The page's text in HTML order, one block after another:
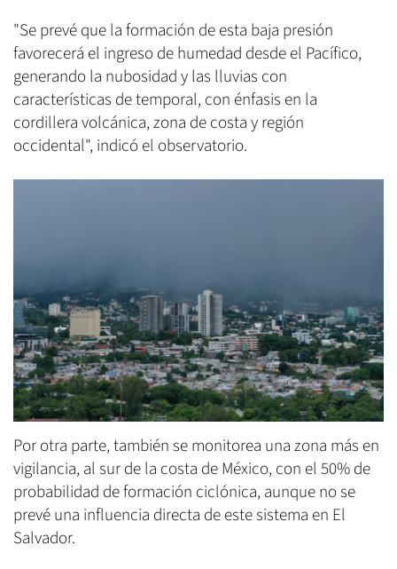
"Se prevé que la formación de esta baja presión
favorecerá el ingreso de humedad desde el Pacífico,
generando la nubosidad y las lluvias con
características de temporal, con énfasis en la
cordillera volcánica, zona de costa y región
occidental", indicó el observatorio.
Por otra parte, también se monitorea una zona más en
vigilancia, al sur de la costa de México, con el 50% de
probabilidad de formación ciclónica, aunque no se
prevé una influencia directa de este sistema en El
Salvador.